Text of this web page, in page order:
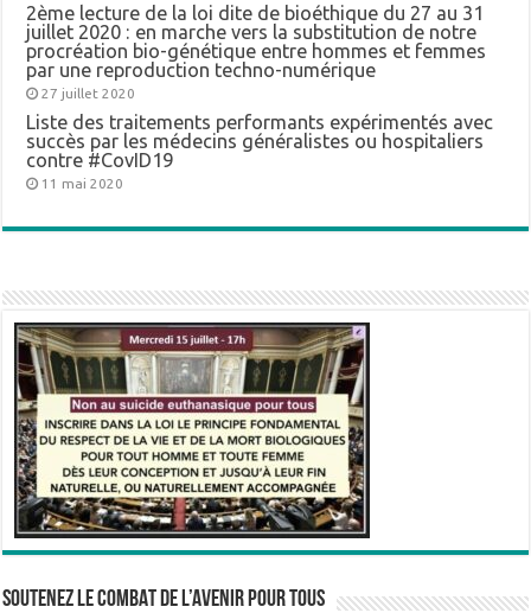
2ème lecture de la loi dite de bioéthique du 27 au 31
juillet 2020 : en marche vers la substitution de notre
procréation bio-génétique entre hommes et femmes
par une reproduction techno-numérique
27 juillet 2020
Liste des traitements performants expérimentés avec
succès par les médecins généralistes ou hospitaliers
contre #CovID19
11 mai 2020
SOUTENEZ LE COMBAT DE L’AVenir pour Tous